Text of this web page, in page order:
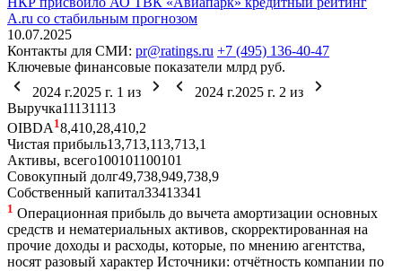
A.ru со стабильным прогнозом
10.07.2025
Контакты для СМИ: pr@ratings.ru +7 (495) 136-40-47
Ключевые финансовые показатели млрд руб.
2024 г.2025 г. 1 из 2024 г.2025 г. 2 из
Выручка11131113
OIBDA 18,410,28,410,2
Чистая прибыль13,713,113,713,1
Активы, всего100101100101
Совокупный долг49,738,949,738,9
Собственный капитал33413341
1 Операционная прибыль до вычета амортизации основных
средств и нематериальных активов, скорректированная на
прочие доходы и расходы, которые, по мнению агентства,
носят разовый характер Источники: отчётность компании по